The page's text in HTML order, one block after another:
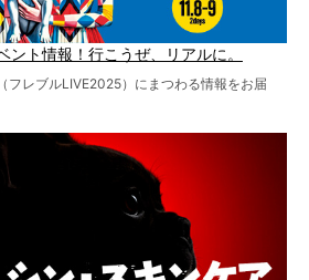
ント情報！行こうぜ、リアルに。
フレブルLIVE2025）にまつわる情報をお届